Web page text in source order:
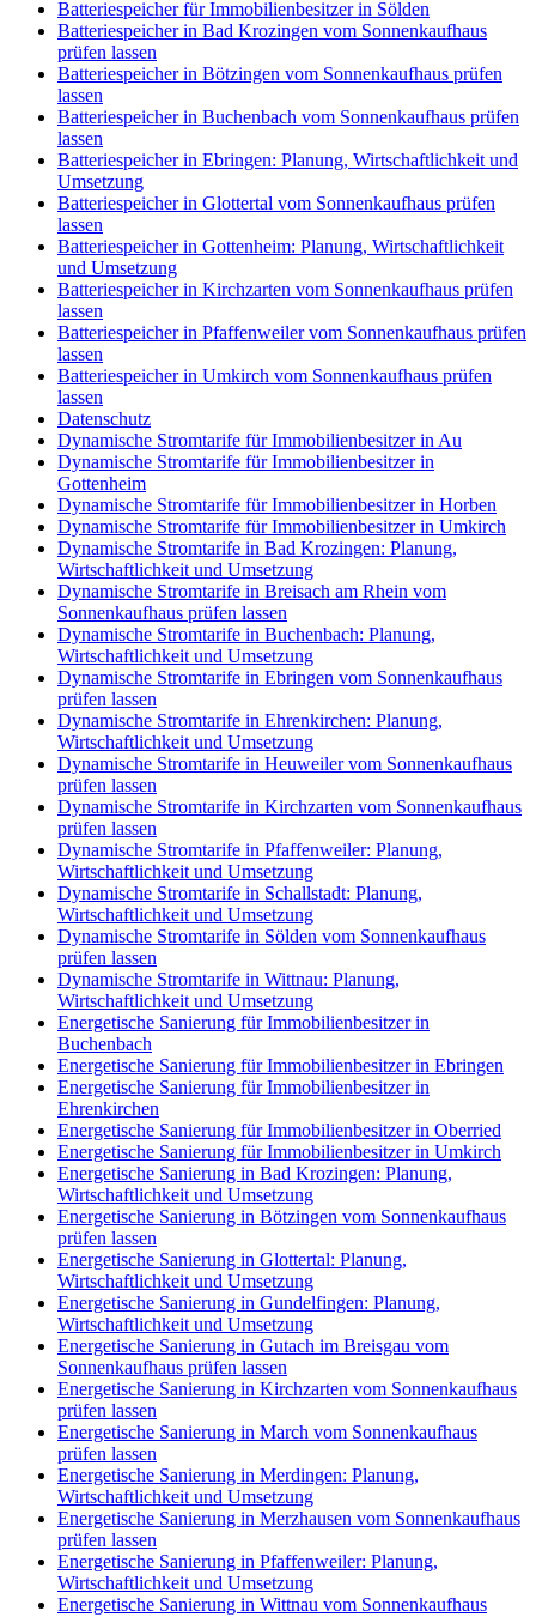
Batteriespeicher für Immobilienbesitzer in Sölden
Batteriespeicher in Bad Krozingen vom Sonnenkaufhaus
prüfen lassen
Batteriespeicher in Bötzingen vom Sonnenkaufhaus prüfen
lassen
Batteriespeicher in Buchenbach vom Sonnenkaufhaus prüfen
lassen
Batteriespeicher in Ebringen: Planung, Wirtschaftlichkeit und
Umsetzung
Batteriespeicher in Glottertal vom Sonnenkaufhaus prüfen
lassen
Batteriespeicher in Gottenheim: Planung, Wirtschaftlichkeit
und Umsetzung
Batteriespeicher in Kirchzarten vom Sonnenkaufhaus prüfen
lassen
Batteriespeicher in Pfaffenweiler vom Sonnenkaufhaus prüfen
lassen
Batteriespeicher in Umkirch vom Sonnenkaufhaus prüfen
lassen
Datenschutz
Dynamische Stromtarife für Immobilienbesitzer in Au
Dynamische Stromtarife für Immobilienbesitzer in
Gottenheim
Dynamische Stromtarife für Immobilienbesitzer in Horben
Dynamische Stromtarife für Immobilienbesitzer in Umkirch
Dynamische Stromtarife in Bad Krozingen: Planung,
Wirtschaftlichkeit und Umsetzung
Dynamische Stromtarife in Breisach am Rhein vom
Sonnenkaufhaus prüfen lassen
Dynamische Stromtarife in Buchenbach: Planung,
Wirtschaftlichkeit und Umsetzung
Dynamische Stromtarife in Ebringen vom Sonnenkaufhaus
prüfen lassen
Dynamische Stromtarife in Ehrenkirchen: Planung,
Wirtschaftlichkeit und Umsetzung
Dynamische Stromtarife in Heuweiler vom Sonnenkaufhaus
prüfen lassen
Dynamische Stromtarife in Kirchzarten vom Sonnenkaufhaus
prüfen lassen
Dynamische Stromtarife in Pfaffenweiler: Planung,
Wirtschaftlichkeit und Umsetzung
Dynamische Stromtarife in Schallstadt: Planung,
Wirtschaftlichkeit und Umsetzung
Dynamische Stromtarife in Sölden vom Sonnenkaufhaus
prüfen lassen
Dynamische Stromtarife in Wittnau: Planung,
Wirtschaftlichkeit und Umsetzung
Energetische Sanierung für Immobilienbesitzer in
Buchenbach
Energetische Sanierung für Immobilienbesitzer in Ebringen
Energetische Sanierung für Immobilienbesitzer in
Ehrenkirchen
Energetische Sanierung für Immobilienbesitzer in Oberried
Energetische Sanierung für Immobilienbesitzer in Umkirch
Energetische Sanierung in Bad Krozingen: Planung,
Wirtschaftlichkeit und Umsetzung
Energetische Sanierung in Bötzingen vom Sonnenkaufhaus
prüfen lassen
Energetische Sanierung in Glottertal: Planung,
Wirtschaftlichkeit und Umsetzung
Energetische Sanierung in Gundelfingen: Planung,
Wirtschaftlichkeit und Umsetzung
Energetische Sanierung in Gutach im Breisgau vom
Sonnenkaufhaus prüfen lassen
Energetische Sanierung in Kirchzarten vom Sonnenkaufhaus
prüfen lassen
Energetische Sanierung in March vom Sonnenkaufhaus
prüfen lassen
Energetische Sanierung in Merdingen: Planung,
Wirtschaftlichkeit und Umsetzung
Energetische Sanierung in Merzhausen vom Sonnenkaufhaus
prüfen lassen
Energetische Sanierung in Pfaffenweiler: Planung,
Wirtschaftlichkeit und Umsetzung
Energetische Sanierung in Wittnau vom Sonnenkaufhaus